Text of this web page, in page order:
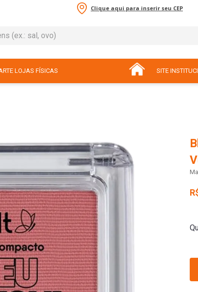
Clique aqui para inserir seu CEP
sal, ovo)
LOJAS FÍSICAS SITE